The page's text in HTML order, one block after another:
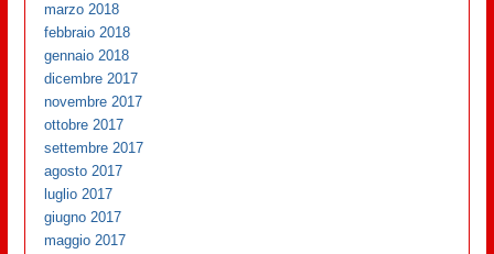
marzo 2018
febbraio 2018
gennaio 2018
dicembre 2017
novembre 2017
ottobre 2017
settembre 2017
agosto 2017
luglio 2017
giugno 2017
maggio 2017